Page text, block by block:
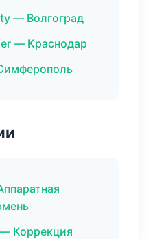
— Волгоград
— Краснодар
Коррекция